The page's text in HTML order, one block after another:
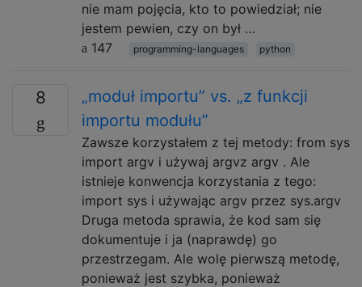
nie mam pojęcia, kto to powiedział; nie
jestem pewien, czy on był …
147
programming-languages python
8
„moduł importu” vs. „z funkcji
importu modułu”
Zawsze korzystałem z tej metody: from sys
import argv i używaj argvz argv . Ale
istnieje konwencja korzystania z tego:
import sys i używając argv przez sys.argv
Druga metoda sprawia, że ​​kod sam się
dokumentuje i ja (naprawdę) go
przestrzegam. Ale wolę pierwszą metodę,
ponieważ jest szybka, ponieważ